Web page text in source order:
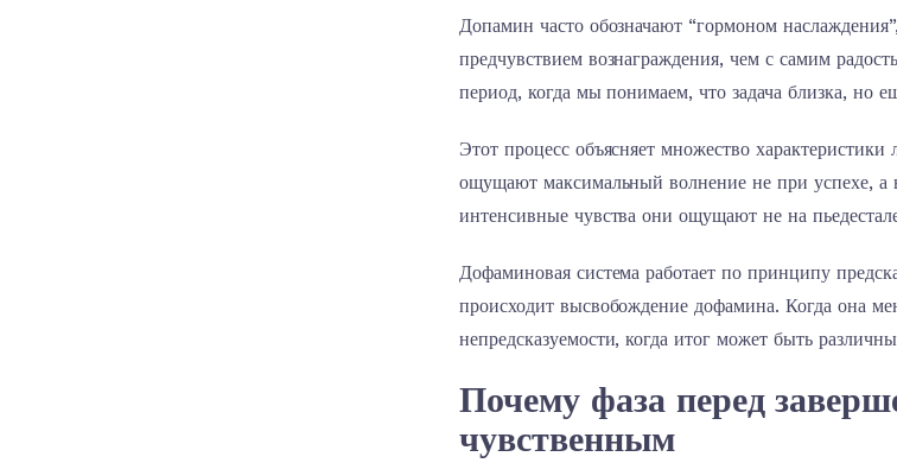
Допамин часто обозначают “гормоном
предчувствием вознаграждения, чем с самим
период, когда мы понимаем, что задача близка, но
Этот процесс объясняет множество
ощущают максимальный волнение не при успехе, а
интенсивные чувства они ощущают не на
Дофаминовая система работает по принципу
происходит высвобождение дофамина. Когда она
непредсказуемости, когда итог может быть
Почему фаза перед
чувственным